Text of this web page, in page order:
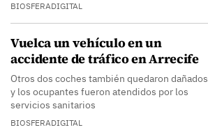
BIOSFERADIGITAL
Vuelca un vehículo en un
accidente de tráfico en Arrecife
Otros dos coches también quedaron dañados
y los ocupantes fueron atendidos por los
servicios sanitarios
BIOSFERADIGITAL